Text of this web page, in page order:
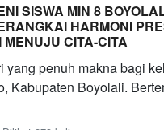
SISWA MIN 8
HARMONI
CITA-CITA
penuh makna bagi
Kabupaten Boyolali.